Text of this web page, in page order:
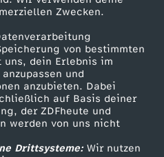
Zwecken.
von bestimmten
dein Erlebnis im
und
anzubieten. Dabei
auf Basis deiner
der ZDFheute und
werden von uns nicht
Drittsysteme:Wir nutzen
Tickets
Zuschauerservice
Hilfe